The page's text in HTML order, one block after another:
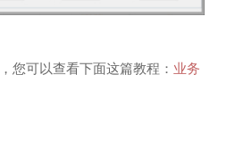
您可以查看下面这篇教程： 业务